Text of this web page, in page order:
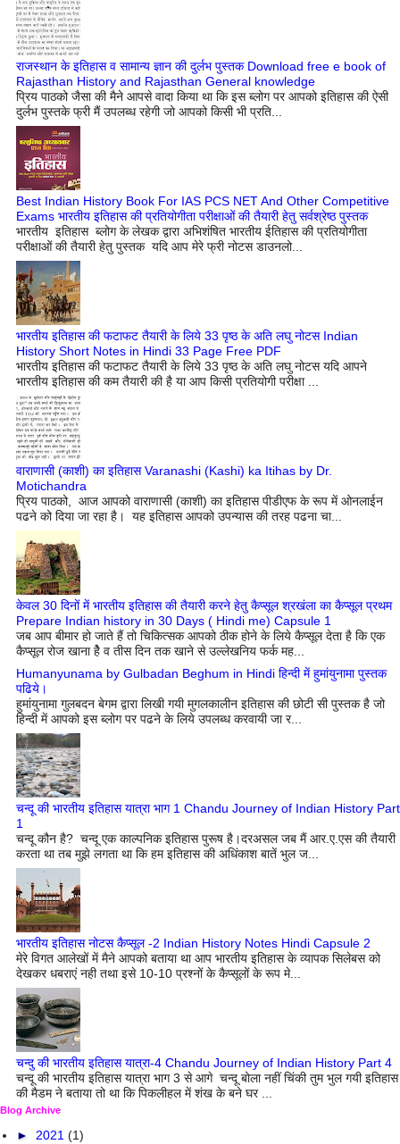
राजस्थान के इतिहास व सामान्य ज्ञान की दुर्लभ पुस्तक Download free e book of
Rajasthan History and Rajasthan General knowledge
प्रिय पाठको जैसा की मैने आपसे वादा किया था कि इस ब्लोग पर आपको इतिहास की ऐसी
दुर्लभ पुस्तके फ्री मैं उपलब्ध रहेगी जो आपको किसी भी प्रति...
Best Indian History Book For IAS PCS NET And Other Competitive
Exams भारतीय इतिहास की प्रतियोगीता परीक्षाओं की तैयारी हेतु सर्वश्रेष्ठ पुस्तक
भारतीय इतिहास ब्लोग के लेखक द्वारा अभिशंषित भारतीय ईतिहास की प्रतियोगीता
परीक्षाओं की तैयारी हेतु पुस्तक यदि आप मेरे फ्री नोटस डाउनलो...
भारतीय इतिहास की फटाफट तैयारी के लिये 33 पृष्ठ के अति लघु नोटस Indian
History Short Notes in Hindi 33 Page Free PDF
भारतीय इतिहास की फटाफट तैयारी के लिये 33 पृष्ठ के अति लघु नोटस यदि आपने
भारतीय इतिहास की कम तैयारी की है या आप किसी प्रतियोगी परीक्षा ...
वाराणासी (काशी) का इतिहास Varanashi (Kashi) ka Itihas by Dr.
Motichandra
प्रिय पाठको, आज आपको वाराणासी (काशी) का इतिहास पीडीएफ के रूप में ओनलाईन
पढने को दिया जा रहा है। यह इतिहास आपको उपन्यास की तरह पढना चा...
केवल 30 दिनों में भारतीय इतिहास की तैयारी करने हेतु कैप्सूल श्रखंला का कैप्सूल प्रथम
Prepare Indian history in 30 Days ( Hindi me) Capsule 1
जब आप बीमार हो जाते हैं तो चिकित्सक आपको ठीक होने के लिये कैप्सूल देता है कि एक
कैप्सूल रोज खाना हेै व तीस दिन तक खाने से उल्लेखनिय फर्क मह...
Humanyunama by Gulbadan Beghum in Hindi हिन्दी में हुमांयुनामा पुस्तक
पढिये।
हुमांयुनामा गुलबदन बेगम द्वारा लिखी गयी मुगलकालीन इतिहास की छोटी सी पुस्तक है जो
हिन्दी में आपको इस ब्लोग पर पढने के लिये उपलब्ध करवायी जा र...
चन्दू की भारतीय इतिहास यात्रा भाग 1 Chandu Journey of Indian History Part
1
चन्दू कौन है? चन्दू एक काल्पनिक इतिहास पुरूष है।दरअसल जब मैं आर.ए.एस की तैयारी
करता था तब मुझे लगता था कि हम इतिहास की अधिंकाश बातें भुल ज...
भारतीय इतिहास नोटस कैप्सूल -2 Indian History Notes Hindi Capsule 2
मेरे विगत आलेखों में मैने आपको बताया था आप भारतीय इतिहास के व्यापक सिलेबस को
देखकर धबराएं नही तथा इसे 10-10 प्रश्नों के कैप्सूलों के रूप मे...
चन्दु की भारतीय इतिहास यात्रा-4 Chandu Journey of Indian History Part 4
चन्दू की भारतीय इतिहास यात्रा भाग 3 से आगे चन्दू बोला नहीं चिंकी तुम भुल गयी इतिहास
की मैडम ने बताया तो था कि पिकलीहल में शंख के बने घर ...
Blog Archive
► 2021 (1)